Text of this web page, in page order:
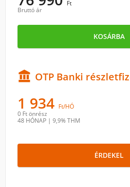
Ft
Bruttó ár
KOSÁRBA
 OTP Banki
1 934 Ft/HÓ
0 Ftönrész
48 HÓNAP | 9,9% THM
ÉRDEKEL